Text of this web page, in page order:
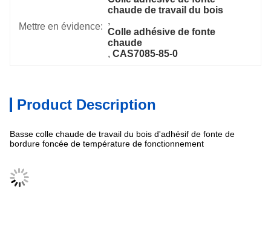
Mettre en évidence:
chaude de travail du bois
,
Colle adhésive de fonte
chaude
, CAS7085-85-0
Product Description
Basse colle chaude de travail du bois d'adhésif de fonte de
bordure foncée de température de fonctionnement